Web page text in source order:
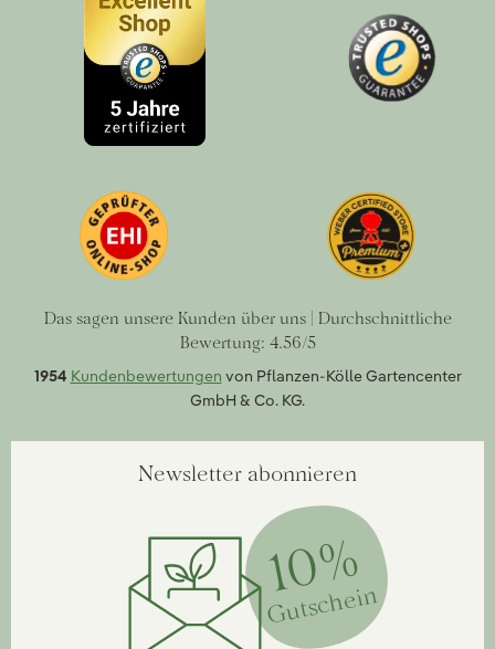
Das sagen unsere Kunden über uns | Durchschnittliche
Bewertung: 4.56/5
1954 Kundenbewertungen von Pflanzen-Kölle Gartencenter
GmbH & Co. KG.
Newsletter abonnieren
10%
Gutschein